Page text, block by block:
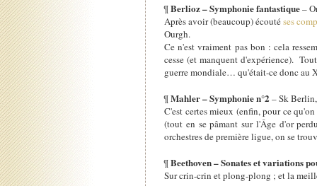
¶Berlioz – Symphonie fantastique–
Après avoir (beaucoup) écoutéses
Ourgh.
Ce n'est vraiment pas bon : cela
cesse (et manquent d'expérience).
guerre mondiale… qu'était-ce donc au
¶Mahler – Symphonie n°2– Sk
C'est certes mieux (enfin, pour ce
(tout en se pâmant sur l'Âge d'or
orchestres de première ligue, on se
¶Beethoven – Sonates et variations
Sur crin-crin et plong-plong ; et la